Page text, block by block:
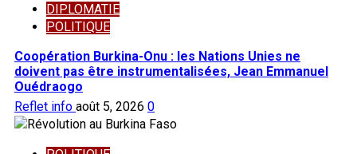
DIPLOMATIE
POLITIQUE
Coopération Burkina-Onu : les Nations Unies ne
doivent pas être instrumentalisées, Jean Emmanuel
Ouédraogo
Reflet info août 5, 2026 0